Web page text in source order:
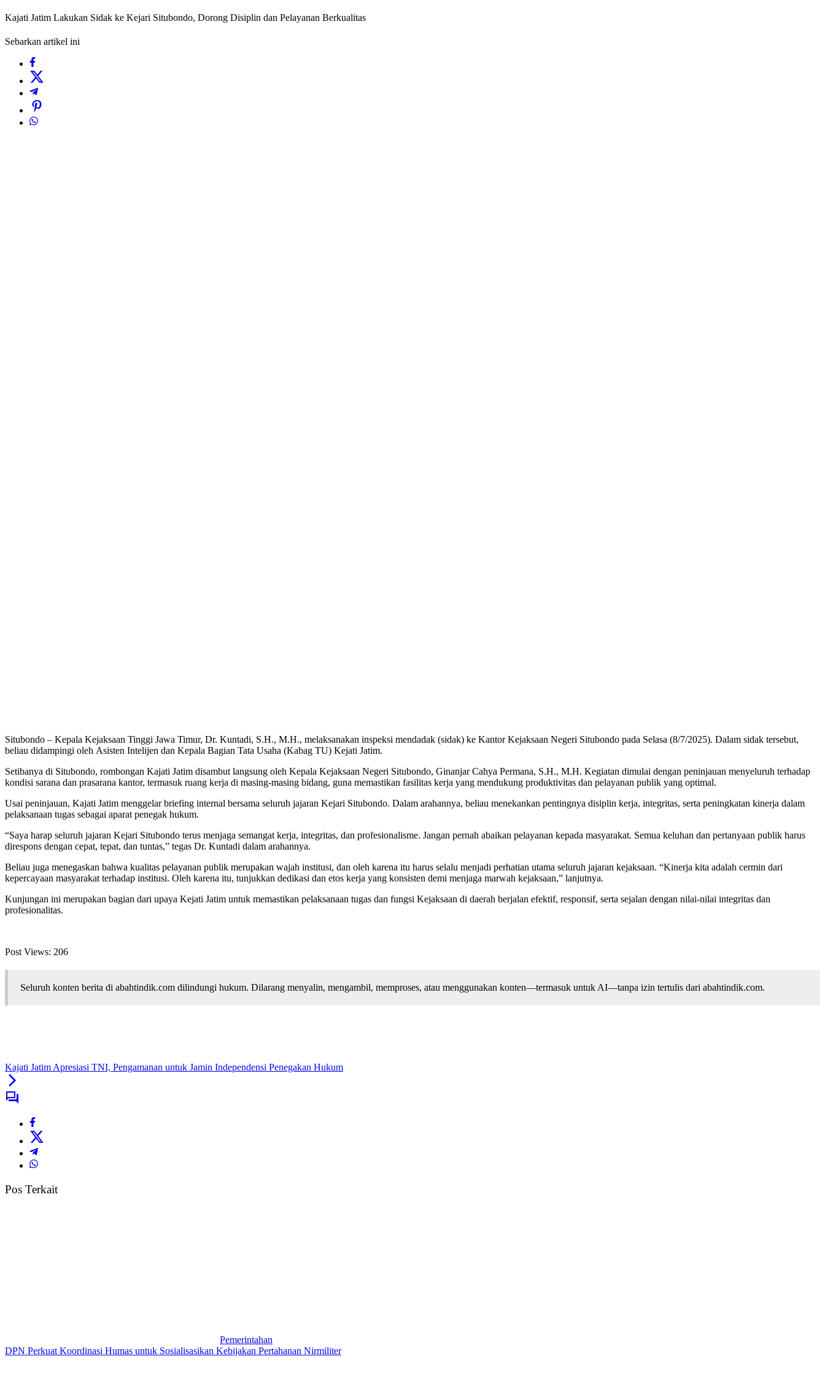
Kajati Jatim Lakukan Sidak ke Kejari Situbondo, Dorong Disiplin dan Pelayanan Berkualitas
Sebarkan artikel ini
Situbondo – Kepala Kejaksaan Tinggi Jawa Timur, Dr. Kuntadi, S.H., M.H., melaksanakan inspeksi mendadak (sidak) ke Kantor Kejaksaan Negeri Situbondo pada Selasa (8/7/2025). Dalam sidak tersebut,
beliau didampingi oleh Asisten Intelijen dan Kepala Bagian Tata Usaha (Kabag TU) Kejati Jatim.
Setibanya di Situbondo, rombongan Kajati Jatim disambut langsung oleh Kepala Kejaksaan Negeri Situbondo, Ginanjar Cahya Permana, S.H., M.H. Kegiatan dimulai dengan peninjauan menyeluruh terhadap
kondisi sarana dan prasarana kantor, termasuk ruang kerja di masing-masing bidang, guna memastikan fasilitas kerja yang mendukung produktivitas dan pelayanan publik yang optimal.
Usai peninjauan, Kajati Jatim menggelar briefing internal bersama seluruh jajaran Kejari Situbondo. Dalam arahannya, beliau menekankan pentingnya disiplin kerja, integritas, serta peningkatan kinerja dalam
pelaksanaan tugas sebagai aparat penegak hukum.
“Saya harap seluruh jajaran Kejari Situbondo terus menjaga semangat kerja, integritas, dan profesionalisme. Jangan pernah abaikan pelayanan kepada masyarakat. Semua keluhan dan pertanyaan publik harus
direspons dengan cepat, tepat, dan tuntas,” tegas Dr. Kuntadi dalam arahannya.
Beliau juga menegaskan bahwa kualitas pelayanan publik merupakan wajah institusi, dan oleh karena itu harus selalu menjadi perhatian utama seluruh jajaran kejaksaan. “Kinerja kita adalah cermin dari
kepercayaan masyarakat terhadap institusi. Oleh karena itu, tunjukkan dedikasi dan etos kerja yang konsisten demi menjaga marwah kejaksaan,” lanjutnya.
Kunjungan ini merupakan bagian dari upaya Kejati Jatim untuk memastikan pelaksanaan tugas dan fungsi Kejaksaan di daerah berjalan efektif, responsif, serta sejalan dengan nilai-nilai integritas dan
profesionalitas.
Post Views: 206
Seluruh konten berita di abahtindik.com dilindungi hukum. Dilarang menyalin, mengambil, memproses, atau menggunakan konten—termasuk untuk AI—tanpa izin tertulis dari abahtindik.com.
Kajati Jatim Apresiasi TNI, Pengamanan untuk Jamin Independensi Penegakan Hukum
Pos Terkait
Pemerintahan
DPN Perkuat Koordinasi Humas untuk Sosialisasikan Kebijakan Pertahanan Nirmiliter